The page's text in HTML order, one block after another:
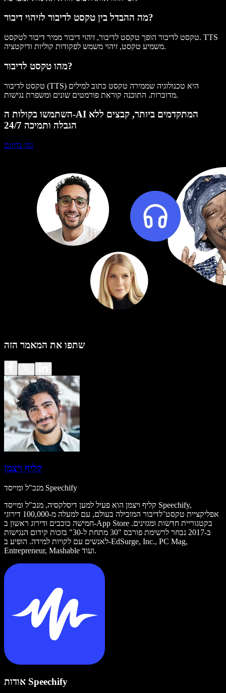
מה ההבדל בין טקסט לדיבור לזיהוי דיבור?
טקסט לדיבור הופך טקסט לדיבור, זיהוי דיבור ממיר דיבור לטקסט. TTS
משמיע טקסט, זיהוי משמש לפקודות קוליות ודיקטציה.
מהו טקסט לדיבור?
טקסט לדיבור (TTS) היא טכנולוגיה שממירה טקסט כתוב למילים
מדוברות. התוכנה קוראת פורמטים שונים ומשפרת נגישות.
השתמשו בקולות ה-AI המתקדמים ביותר, קבצים ללא
הגבלה ותמיכה 24/7
נסו בחינם
שתפו את המאמר הזה
קליף ויצמן
מנכ"ל ומייסד Speechify
קליף ויצמן הוא פעיל למען דיסלקסיה, מנכ"ל ומייסד Speechify,
אפליקציית טקסט־לדיבור המובילה בעולם, עם למעלה מ-100,000 דירוגי
חמישה כוכבים ודירוג ראשון ב-App Store בקטגוריית חדשות ומגזינים.
ב-2017 נבחר לרשימת פורבס "30 מתחת ל-30" בזכות קידום הנגישות
לאנשים עם לקויות למידה. הופיע ב-EdSurge, Inc., PC Mag,
Entrepreneur, Mashable ועוד.
אודות Speechify